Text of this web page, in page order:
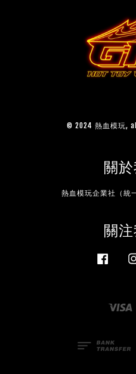
© 2024 熱血模玩,
關
熱血模玩企業社（統
關